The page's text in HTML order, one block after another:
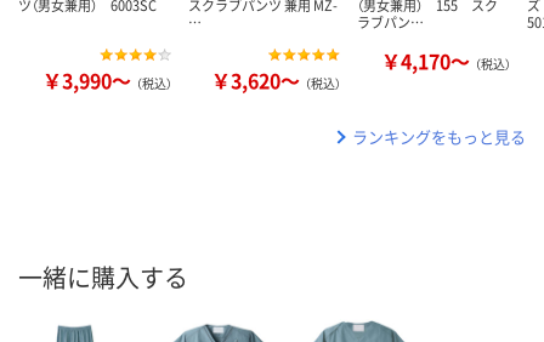
ツ（男女兼用） 6003SC
￥3,990～ （税込）
スクラブパンツ 兼用 MZ-
…
￥3,620～ （税込）
（男女兼用） 155 スク
ラブパン…
￥4,170～ （税込）
ランキングをもっと見る
一緒に購入する